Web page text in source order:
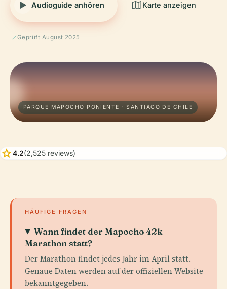
Audioguide anhören Karte anzeigen
Geprüft August 2025
PARQUE MAPOCHO PONIENTE · SANTIAGO DE CHILE
star4.2(2,525 reviews)
HÄUFIGE FRAGEN
Wann findet der Mapocho 42k
Marathon statt?
Der Marathon findet jedes Jahr im April statt.
Genaue Daten werden auf der offiziellen Website
bekanntgegeben.